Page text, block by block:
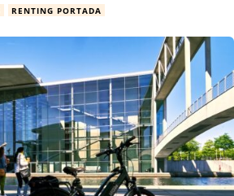
RENTING PORTADA